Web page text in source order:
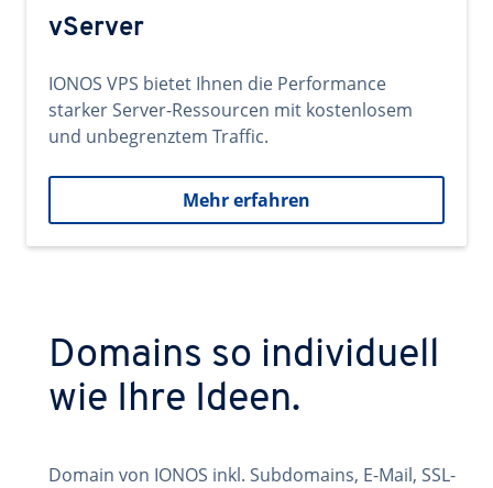
vServer
IONOS VPS bietet Ihnen die Performance
starker Server-Ressourcen mit kostenlosem
und unbegrenztem Traffic.
Mehr erfahren
Domains so individuell
wie Ihre Ideen.
Domain von IONOS inkl. Subdomains, E-Mail, SSL-